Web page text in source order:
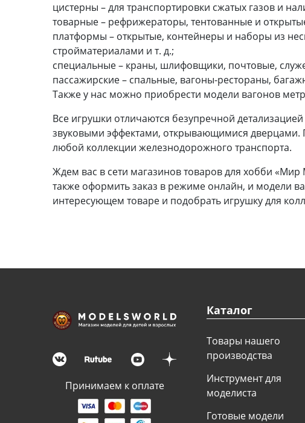
Деревянные ламели
Рейки из ценных пород
Деревянные бруски
Шпон ценных пород
Основания под модели
Подставки под миниатюры
Футляры (витрины) для
моделей
Деревянные 3D модели
Нестандартные заготовки
Дерево БАЛЬЗА и
Авиационная фанера
Модели из ФП смолы
цистерны – для транспортировки сжатых газов и
товарные – рефрижераторы, тентованные и
платформы – открытые, контейнеры и наборы из
стройматериалами и т. д.;
специальные – краны, шлифовщики, почтовые,
пассажирские – спальные, вагоны-рестораны,
Также у нас можно приобрести модели вагонов
Все игрушки отличаются безупречной
звуковыми эффектами, открывающимися дверцами.
любой коллекции железнодорожного транспорта.
Ждем вас в сети магазинов товаров для хобби
также оформить заказ в режиме онлайн, и модели
интересующем товаре и подобрать игрушку для
Принимаем к оплате
Каталог
Товары нашего
производства
Инструмент для
моделиста
Готовые модели